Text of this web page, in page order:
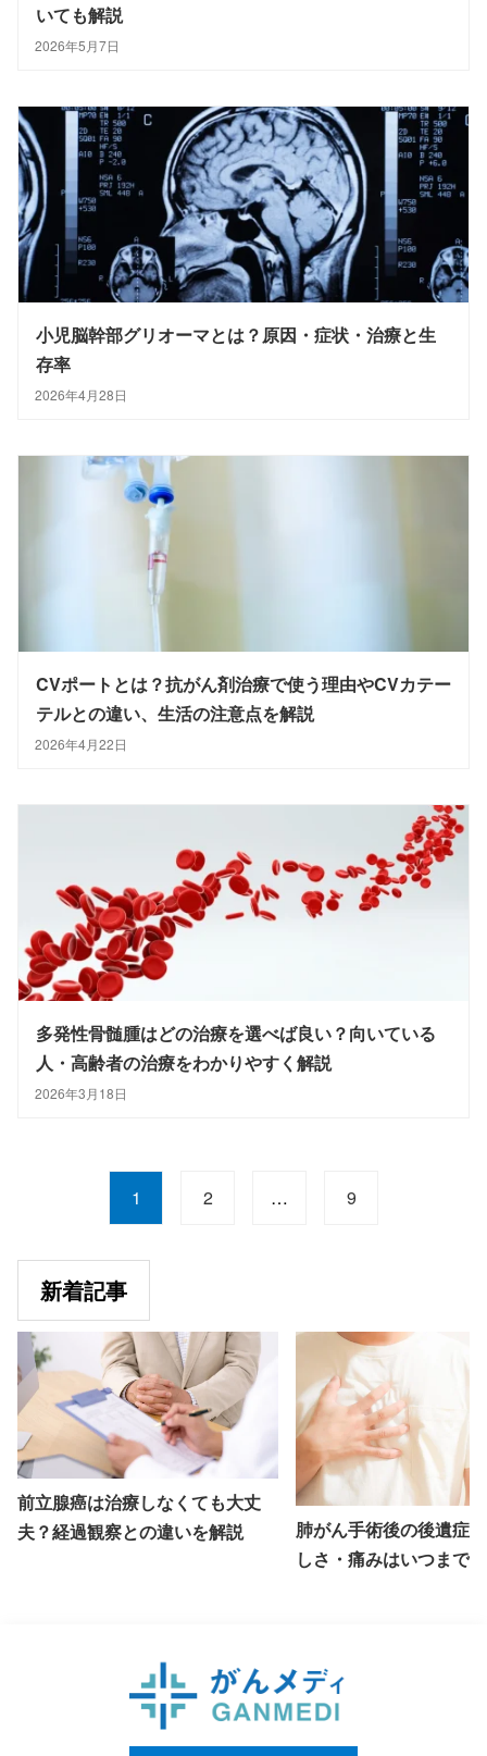
いても解説
2026年5月7日
小児脳幹部グリオーマとは？原因・症状・治療と生
存率
2026年4月28日
CVポートとは？抗がん剤治療で使う理由やCVカテー
テルとの違い、生活の注意点を解説
2026年4月22日
多発性骨髄腫はどの治療を選べば良い？向いている
人・高齢者の治療をわかりやすく解説
2026年3月18日
t
s
n
a
v
i
1 2 … 9
新着記事
前立腺癌は治療しなくても大丈
夫？経過観察との違いを解説
肺がん手術後の後遺症
しさ・痛みはいつまで